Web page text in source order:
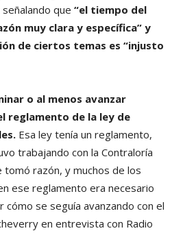
que “el tiempo del
muy clara y específica” y
de ciertos temas es “injusto
o al menos avanzar
reglamento de la ley de
Esa ley tenía un reglamento,
trabajando con la Contraloría
razón, y muchos de los
ese reglamento era necesario
se seguía avanzando con el
en entrevista con Radio